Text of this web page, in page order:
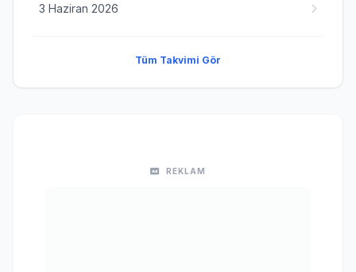
3 Haziran 2026
Tüm Takvimi Gör
REKLAM